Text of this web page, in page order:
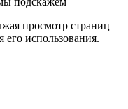
просмотр страниц
использования.